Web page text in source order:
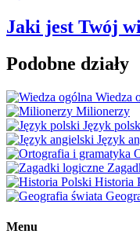
Jaki jest Twój
Podobne działy
Wiedza
Milionerzy
Język
Język
Historia
Menu